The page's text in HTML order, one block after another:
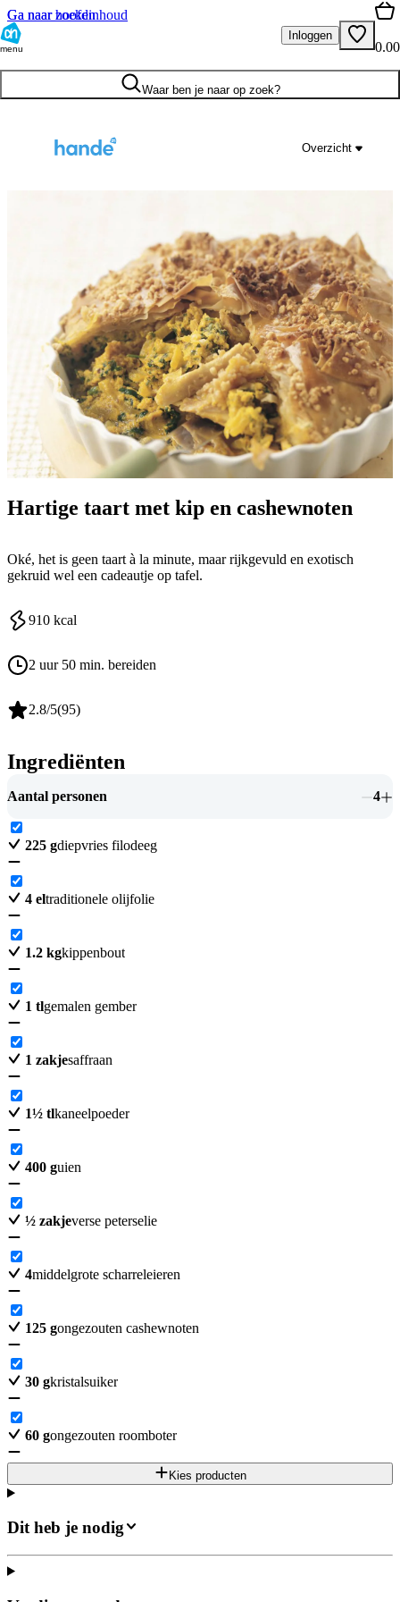
Ga naar hoofdinhoud
Ga naar zoeken
menu
Inloggen
0.00
Waar ben je naar op zoek?
Overzicht
Hartige taart met kip en cashewnoten
Oké, het is geen taart à la minute, maar rijkgevuld en exotisch
gekruid wel een cadeautje op tafel.
910 kcal
2 uur 50 min. bereiden
2.8/5(95)
Ingrediënten
Aantal personen 4
225 gdiepvries filodeeg
4 eltraditionele olijfolie
1.2 kgkippenbout
1 tlgemalen gember
1 zakjesaffraan
1½ tlkaneelpoeder
400 guien
½ zakjeverse peterselie
4middelgrote scharreleieren
125 gongezouten cashewnoten
30 gkristalsuiker
60 gongezouten roomboter
Kies producten
Dit heb je nodig